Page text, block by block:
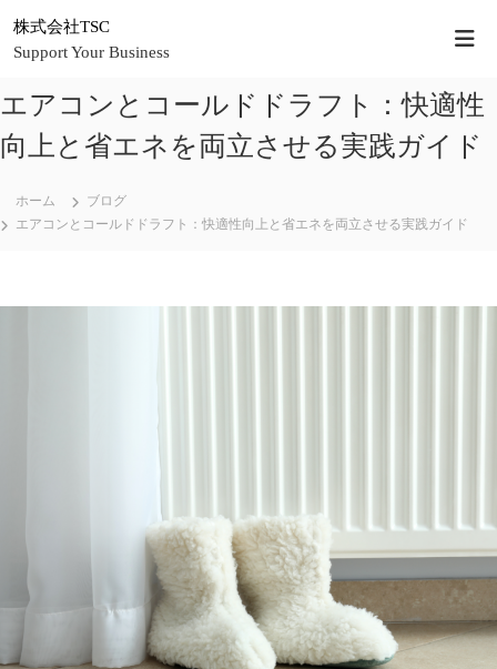
ン
ツ
ス
プ
株式会社TSC
Support Your Business
エアコンとコールドドラフト：快適性
向上と省エネを両立させる実践ガイド
ホーム
ブログ
エアコンとコールドドラフト：快適性向上と省エネを両立させる実践ガイド